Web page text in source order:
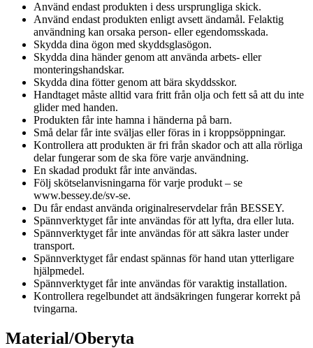
Använd endast produkten i dess ursprungliga skick.
Använd endast produkten enligt avsett ändamål. Felaktig
användning kan orsaka person- eller egendomsskada.
Skydda dina ögon med skyddsglasögon.
Skydda dina händer genom att använda arbets- eller
monteringshandskar.
Skydda dina fötter genom att bära skyddsskor.
Handtaget måste alltid vara fritt från olja och fett så att du inte
glider med handen.
Produkten får inte hamna i händerna på barn.
Små delar får inte sväljas eller föras in i kroppsöppningar.
Kontrollera att produkten är fri från skador och att alla rörliga
delar fungerar som de ska före varje användning.
En skadad produkt får inte användas.
Följ skötselanvisningarna för varje produkt – se
www.bessey.de/sv-se.
Du får endast använda originalreservdelar från BESSEY.
Spännverktyget får inte användas för att lyfta, dra eller luta.
Spännverktyget får inte användas för att säkra laster under
transport.
Spännverktyget får endast spännas för hand utan ytterligare
hjälpmedel.
Spännverktyget får inte användas för varaktig installation.
Kontrollera regelbundet att ändsäkringen fungerar korrekt på
tvingarna.
Material/Oberyta